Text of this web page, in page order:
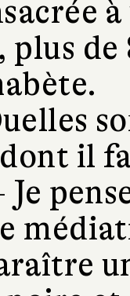
plus
il
Je